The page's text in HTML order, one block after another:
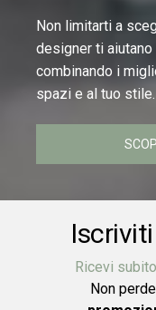
Non limitarti a
designer ti
combinando i
spazi e al tuo stile.
Ricevi
Non